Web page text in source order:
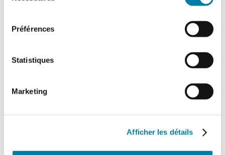
Préférences
Statistiques
Marketing
Afficher les détails
rubriques 2790 (traitement…